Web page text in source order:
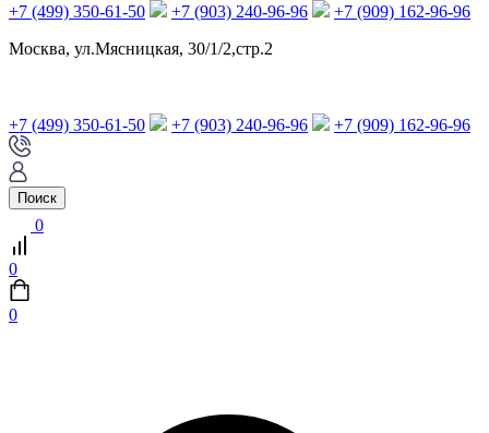
+7 (499) 350-61-50 +7 (903) 240-96-96
+7 (909) 162-96-96
Москва, ул.Мясницкая, 30/1/2,стр.2
+7 (499) 350-61-50 +7 (903) 240-96-96 +7 (909) 162-96-96
Поиск
0
0
0